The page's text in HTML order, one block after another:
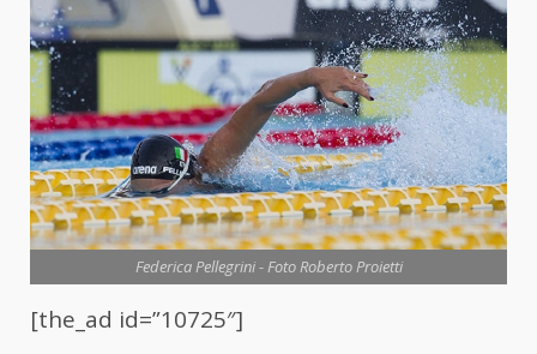
Federica Pellegrini - Foto Roberto Proietti
[the_ad id=”10725″]